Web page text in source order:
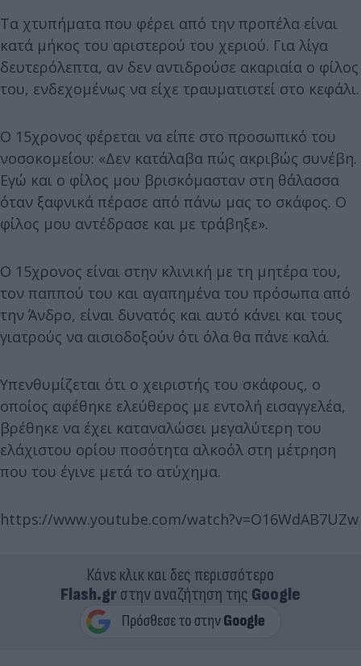
Τα χτυπήματα που φέρει από την προπέλα είναι
κατά μήκος του αριστερού του χεριού. Για λίγα
δευτερόλεπτα, αν δεν αντιδρούσε ακαριαία ο φίλος
του, ενδεχομένως να είχε τραυματιστεί στο κεφάλι.
Ο 15χρονος φέρεται να είπε στο προσωπικό του
νοσοκομείου: «Δεν κατάλαβα πώς ακριβώς συνέβη.
Εγώ και ο φίλος μου βρισκόμασταν στη θάλασσα
όταν ξαφνικά πέρασε από πάνω μας το σκάφος. Ο
φίλος μου αντέδρασε και με τράβηξε».
Ο 15χρονος είναι στην κλινική με τη μητέρα του,
τον παππού του και αγαπημένα του πρόσωπα από
την Άνδρο, είναι δυνατός και αυτό κάνει και τους
γιατρούς να αισιοδοξούν ότι όλα θα πάνε καλά.
Υπενθυμίζεται ότι ο χειριστής του σκάφους, ο
οποίος αφέθηκε ελεύθερος με εντολή εισαγγελέα,
βρέθηκε να έχει καταναλώσει μεγαλύτερη του
ελάχιστου ορίου ποσότητα αλκοόλ στη μέτρηση
που του έγινε μετά το ατύχημα.
https://www.youtube.com/watch?v=O16WdAB7UZw
Κάνε κλικ και δες περισσότερο
Flash.grστην αναζήτηση της Google